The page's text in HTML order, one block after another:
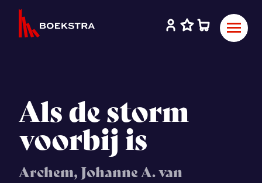
Als de storm
voorbij is
Archem, Johanne A. van